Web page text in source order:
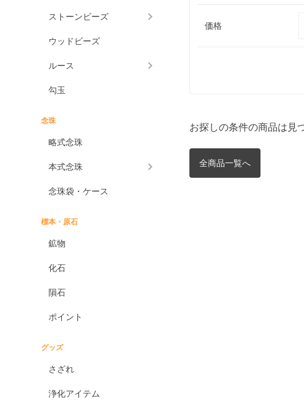
ストーンビーズ
ウッドビーズ
ルース
勾玉
念珠
略式念珠
本式念珠
念珠袋・ケース
標本・原石
鉱物
化石
隕石
ポイント
グッズ
さざれ
浄化アイテム
価格
お探しの条件の商品は見
全商品一覧へ